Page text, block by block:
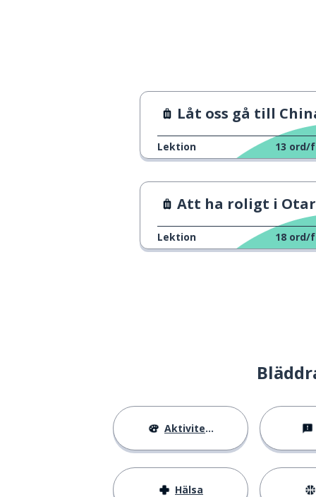
Låt oss gå till Chinatown i
Lektion 13 ord/
Att ha roligt i Otaru,
Lektion 18 ord/
Aktiviteter
Hälsa